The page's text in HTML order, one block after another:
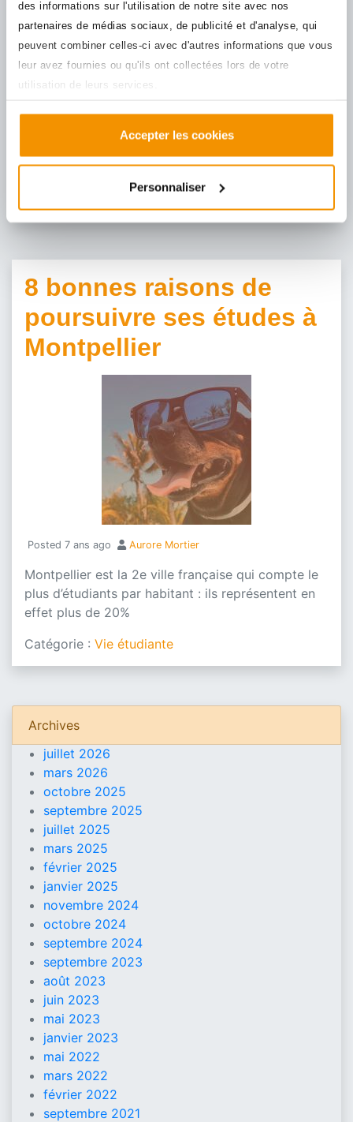
des informations sur l'utilisation de notre site avec nos
partenaires de médias sociaux, de publicité et d'analyse, qui
peuvent combiner celles-ci avec d'autres informations que vous
leur avez fournies ou qu'ils ont collectées lors de votre
utilisation de leurs services.
Accepter les cookies
Personnaliser
L’année scolaire 2018-2019 s’est achevée avec son
mais aussi de déceptions.
8 bonnes raisons de
poursuivre ses études à
Montpellier
Posted 7 ans ago
Updated on3 septembre 2019
Aurore Mortier
Montpellier est la 2e ville française qui compte le
plus d’étudiants par habitant : ils représentent en
effet plus de 20%
Catégorie : Vie étudiante
Archives
juillet 2026
mars 2026
octobre 2025
septembre 2025
juillet 2025
mars 2025
février 2025
janvier 2025
novembre 2024
octobre 2024
septembre 2024
septembre 2023
août 2023
juin 2023
mai 2023
janvier 2023
mai 2022
mars 2022
février 2022
septembre 2021